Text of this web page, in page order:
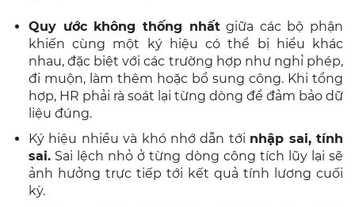
Quy ước không thống nhấtgiữa các bộ phận
khiến cùng một ký hiệu có thể bị hiểu khác
nhau, đặc biệt với các trường hợp như nghỉ phép,
đi muộn, làm thêm hoặc bổ sung công. Khi tổng
hợp, HR phải rà soát lại từng dòng để đảm bảo dữ
liệu đúng.
Ký hiệu nhiều và khó nhớ dẫn tới nhập sai, tính
sai. Sai lệch nhỏ ở từng dòng công tích lũy lại sẽ
ảnh hưởng trực tiếp tới kết quả tính lương cuối
kỳ.